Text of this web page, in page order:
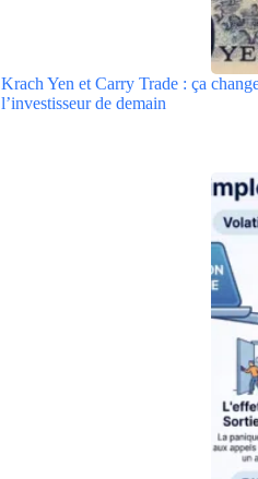
Krach Yen et Carry Trade : ça
l’investisseur de demain